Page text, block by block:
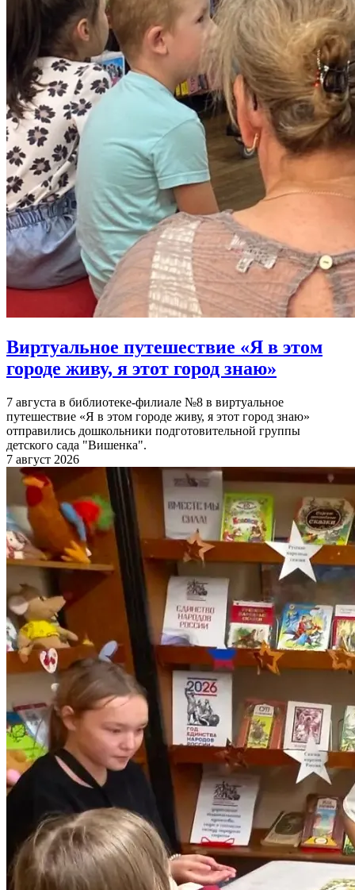
Виртуальное путешествие «Я в этом
городе живу, я этот город знаю»
7 августа в библиотеке-филиале №8 в виртуальное
путешествие «Я в этом городе живу, я этот город знаю»
отправились дошкольники подготовительной группы
детского сада "Вишенка".
7 август 2026